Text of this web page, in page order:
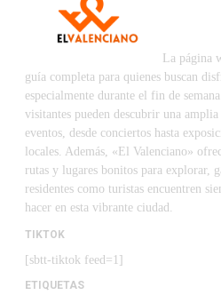
La página
guía completa para quienes buscan
especialmente durante el fin de
visitantes pueden descubrir una
eventos, desde conciertos hasta
locales. Además, «El Valenciano»
rutas y lugares bonitos para explorar,
residentes como turistas encuentren
hacer en esta vibrante ciudad.
TIKTOK
[sbtt-tiktok feed=1]
ETIQUETAS